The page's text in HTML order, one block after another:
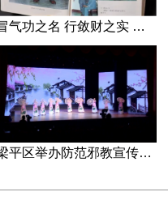
冒气功之名 行敛财之实 张宏堡义女“小倩”团伙覆灭记
梁平区举办防范邪教宣传专场文艺演出